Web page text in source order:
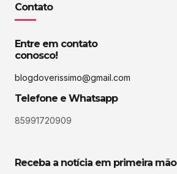
Contato
Entre em contato
conosco!
blogdoverissimo@gmail.com
Telefone e Whatsapp
85991720909
Receba a notícia em primeira mão